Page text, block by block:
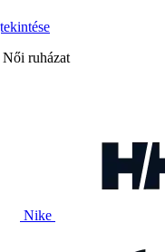
Női ruházat
Nike